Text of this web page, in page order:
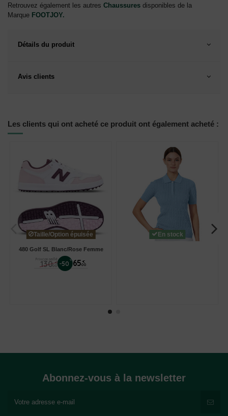
Retrouvez également les autres Chaussures disponibles de la
Marque FOOTJOY.
Détails du produit
Avis clients
Les clients qui ont acheté ce produit ont également acheté :
Taille/Option épuisée
480 Golf SL Blanc/Rose Femme
Prix conseillé
130 €
00 -50 % 65 €
00
En stock
Abonnez-vous à la newsletter